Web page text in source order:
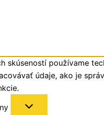
skúseností používame
údaje, ako je